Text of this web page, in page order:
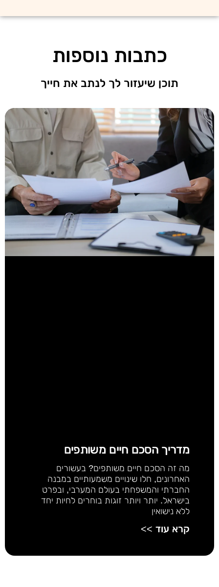
כתבות נוספות
תוכן שיעזור לך לנתב את חייך
מדריך הסכם חיים משותפים
מה זה הסכם חיים משותפים? בעשורים
האחרונים, חלו שינויים משמעותיים במבנה
החברתי והמשפחתי בעולם המערבי, ובפרט
בישראל. יותר ויותר זוגות בוחרים לחיות יחד
ללא נישואין
קרא עוד >>